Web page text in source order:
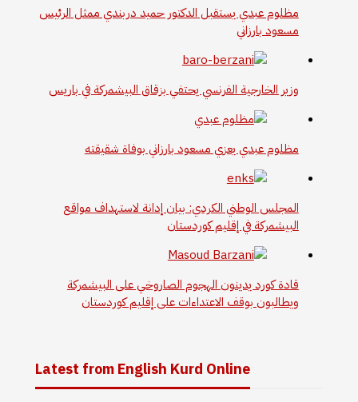
مظلوم عبدي يستقبل الدكتور حميد دربندي ممثل الرئيس
مسعود بارزاني
وزير الخارجية الفرنسي يحتفي بزقاق البيشمركة في باريس
مظلوم عبدي يعزي مسعود بارزاني بوفاة شقيقته
المجلس الوطني الكردي: بيان إدانة لاستهداف مواقع
البيشمركة في إقليم كوردستان
قادة كورد يدينون الهجوم الصاروخي على البيشمركة
ويطالبون بوقف الاعتداءات على إقليم كوردستان
Latest from English Kurd Online